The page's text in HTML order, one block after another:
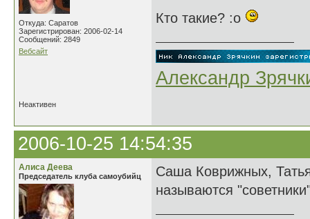
Откуда: Саратов
Зарегистрирован: 2006-02-14
Сообщений: 2849
Вебсайт
Кто такие? :o
Александр
Неактивен
2006-10-25 14:54:35
Алиса Деева
Председатель клуба самоубийц
Саша Коврижных,
называются